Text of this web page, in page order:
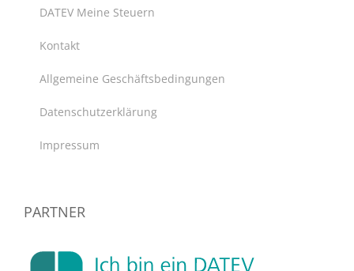
DATEV Meine Steuern
Kontakt
Allgemeine Geschäftsbedingungen
Datenschutzerklärung
Impressum
PARTNER